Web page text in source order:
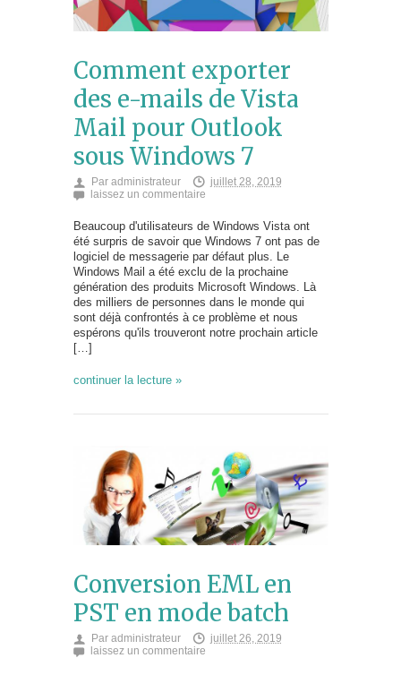
Comment exporter
des e-mails de Vista
Mail pour Outlook
sous Windows 7
Par administrateur
juillet 28, 2019
laissez un commentaire
Beaucoup d'utilisateurs de Windows Vista ont
été surpris de savoir que Windows 7 ont pas de
logiciel de messagerie par défaut plus. Le
Windows Mail a été exclu de la prochaine
génération des produits Microsoft Windows. Là
des milliers de personnes dans le monde qui
sont déjà confrontés à ce problème et nous
espérons qu'ils trouveront notre prochain article
[…]
continuer la lecture »
Conversion EML en
PST en mode batch
Par administrateur
juillet 26, 2019
laissez un commentaire